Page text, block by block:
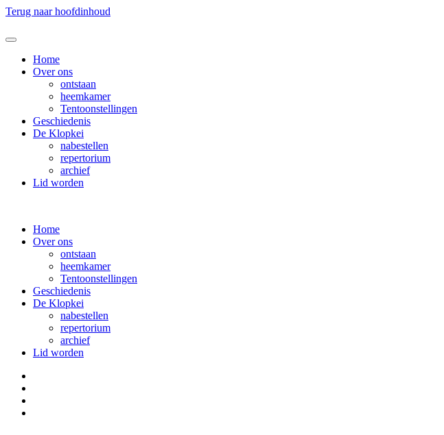
Terug naar hoofdinhoud
Home
Over ons
ontstaan
heemkamer
Tentoonstellingen
Geschiedenis
De Klopkei
nabestellen
repertorium
archief
Lid worden
Home
Over ons
ontstaan
heemkamer
Tentoonstellingen
Geschiedenis
De Klopkei
nabestellen
repertorium
archief
Lid worden